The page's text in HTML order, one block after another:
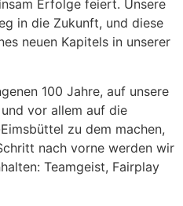
Erfolge feiert. Unsere
in die Zukunft, und diese
neuen Kapitels in unserer
100 Jahre, auf unsere
vor allem auf die
zu dem machen,
nach vorne werden wir
Teamgeist, Fairplay